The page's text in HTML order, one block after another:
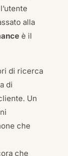
alla
è il
di ricerca
di
Un
che
che